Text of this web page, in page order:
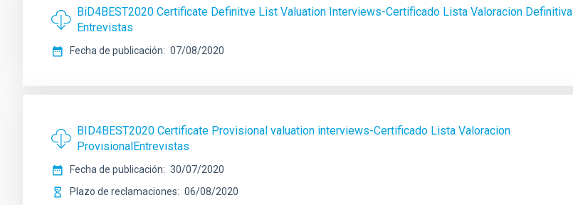
BiD4BEST2020 Certificate Definitve List Valuation Interviews-Certificado Lista Valoracion Definitiva
Entrevistas
Fecha de publicación 07/08/2020
BID4BEST2020 Certificate Provisional valuation interviews-Certificado Lista Valoracion
ProvisionalEntrevistas
Fecha de publicación
30/07/2020
Plazo de reclamaciones
06/08/2020